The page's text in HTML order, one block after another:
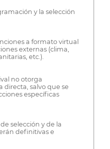
y la selección
a formato virtual
externas (clima,
etc.).
no otorga
salvo que se
específicas
selección y de la
definitivas e